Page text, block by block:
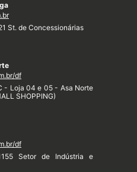
St. de Concessionárias
df
- Loja 04 e 05 - Asa Norte
SHOPPING)
df
Setor de Indústria e